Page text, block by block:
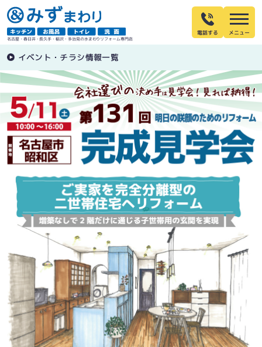
名古屋・春日井・長久手・稲沢・多治見の水まわりリフォーム専門店
電話する
イベント・チラシ情報一覧